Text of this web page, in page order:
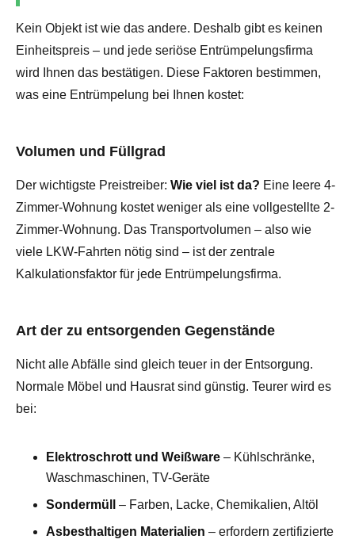
Kein Objekt ist wie das andere. Deshalb gibt es keinen
Einheitspreis – und jede seriöse Entrümpelungsfirma
wird Ihnen das bestätigen. Diese Faktoren bestimmen,
was eine Entrümpelung bei Ihnen kostet:
Volumen und Füllgrad
Der wichtigste Preistreiber: Wie viel ist da? Eine leere 4-
Zimmer-Wohnung kostet weniger als eine vollgestellte 2-
Zimmer-Wohnung. Das Transportvolumen – also wie
viele LKW-Fahrten nötig sind – ist der zentrale
Kalkulationsfaktor für jede Entrümpelungsfirma.
Art der zu entsorgenden Gegenstände
Nicht alle Abfälle sind gleich teuer in der Entsorgung.
Normale Möbel und Hausrat sind günstig. Teurer wird es
bei:
Elektroschrott und Weißware – Kühlschränke,
Waschmaschinen, TV-Geräte
Sondermüll
– Farben, Lacke, Chemikalien, Altöl
Asbesthaltigen Materialien – erfordern zertifizierte